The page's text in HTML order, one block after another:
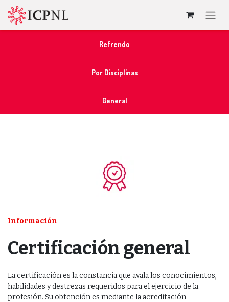
Refrendo
Por Disciplinas
General
Información
Certificación general
La certificación es la constancia que avala los conocimientos,
habilidades y destrezas requeridos para el ejercicio de la
profesión. Su obtención es mediante la acreditación